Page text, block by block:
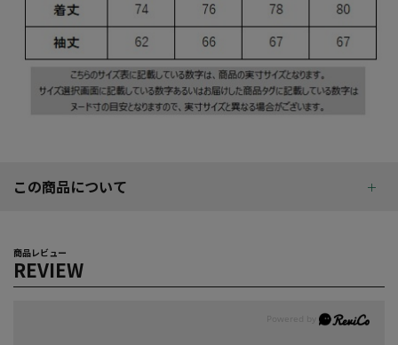
この商品について
商品レビュー
REVIEW